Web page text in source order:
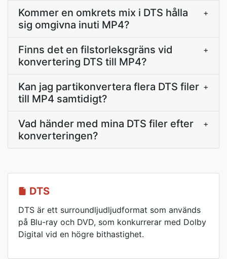
Kommer en omkrets mix i DTS hålla
sig omgivna inuti MP4?
+
Finns det en filstorleksgräns vid
konvertering DTS till MP4?
+
Kan jag partikonvertera flera DTS filer
till MP4 samtidigt?
+
Vad händer med mina DTS filer efter
konverteringen?
+
DTS
DTS är ett surroundljudljudformat som används
på Blu-ray och DVD, som konkurrerar med Dolby
Digital vid en högre bithastighet.